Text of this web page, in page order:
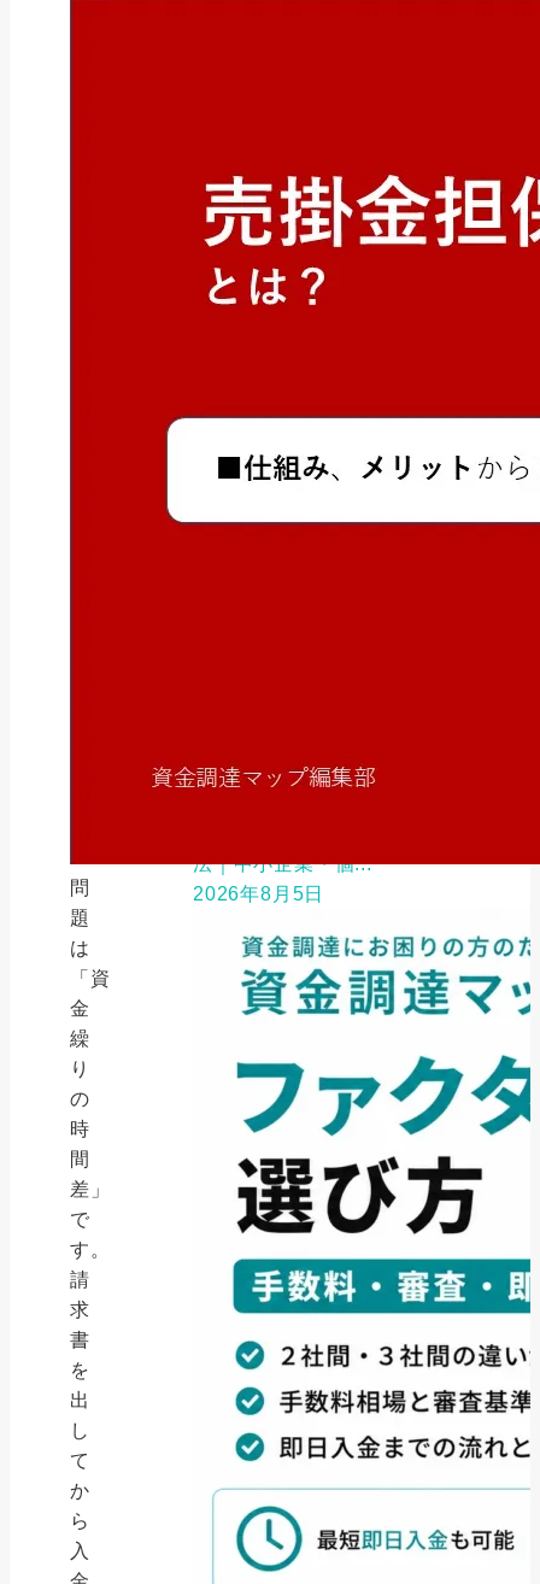
問
題
は
「資
金
繰
り
の
時
間
差」
で
す。
請
求
書
を
出
し
て
か
ら
入
リット・注意点と...
2026年8月6日
法｜中小企業・個...
2026年8月5日